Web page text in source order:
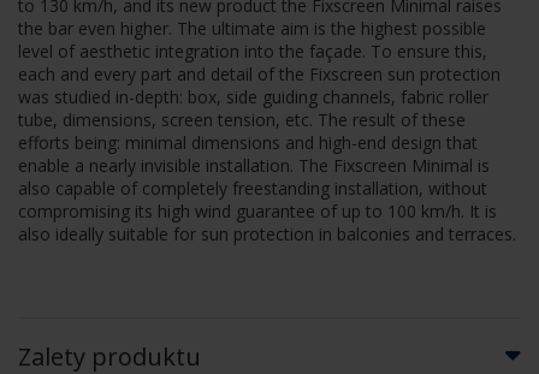
to 130 km/h, and its new product the Fixscreen Minimal raises
the bar even higher. The ultimate aim is the highest possible
level of aesthetic integration into the façade. To ensure this,
each and every part and detail of the Fixscreen sun protection
was studied in-depth: box, side guiding channels, fabric roller
tube, dimensions, screen tension, etc. The result of these
efforts being: minimal dimensions and high-end design that
enable a nearly invisible installation. The Fixscreen Minimal is
also capable of completely freestanding installation, without
compromising its high wind guarantee of up to 100 km/h. It is
also ideally suitable for sun protection in balconies and terraces.
Zalety produktu